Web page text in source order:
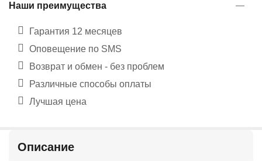
Наши преимущества
Гарантия 12 месяцев
Оповещение по SMS
Возврат и обмен - без проблем
Различные способы оплаты
Лучшая цена
Описание